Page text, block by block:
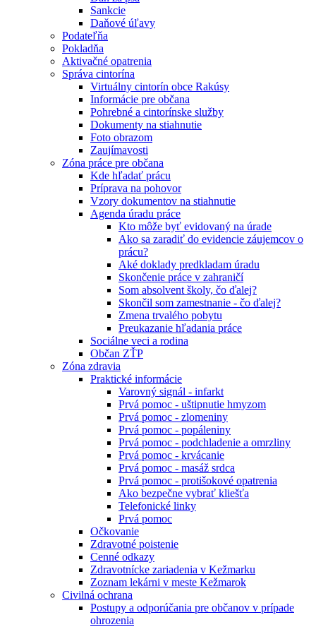
Sankcie
Daňové úľavy
Podateľňa
Pokladňa
Aktivačné opatrenia
Správa cintorína
Virtuálny cintorín obce Rakúsy
Informácie pre občana
Pohrebné a cintorínske služby
Dokumenty na stiahnutie
Foto obrazom
Zaujímavosti
Zóna práce pre občana
Kde hľadať prácu
Príprava na pohovor
Vzory dokumentov na stiahnutie
Agenda úradu práce
Kto môže byť evidovaný na úrade
Ako sa zaradiť do evidencie záujemcov o
prácu?
Aké doklady predkladam úradu
Skončenie práce v zahraničí
Som absolvent školy, čo ďalej?
Skončil som zamestnanie - čo ďalej?
Zmena trvalého pobytu
Preukazanie hľadania práce
Sociálne veci a rodina
Občan ZŤP
Zóna zdravia
Praktické informácie
Varovný signál - infarkt
Prvá pomoc - uštipnutie hmyzom
Prvá pomoc - zlomeniny
Prvá pomoc - popáleniny
Prvá pomoc - podchladenie a omrzliny
Prvá pomoc - krvácanie
Prvá pomoc - masáž srdca
Prvá pomoc - protišokové opatrenia
Ako bezpečne vybrať kliešťa
Telefonické linky
Prvá pomoc
Očkovanie
Zdravotné poistenie
Cenné odkazy
Zdravotnícke zariadenia v Kežmarku
Zoznam lekárni v meste Kežmarok
Civilná ochrana
Postupy a odporúčania pre občanov v prípade
ohrozenia